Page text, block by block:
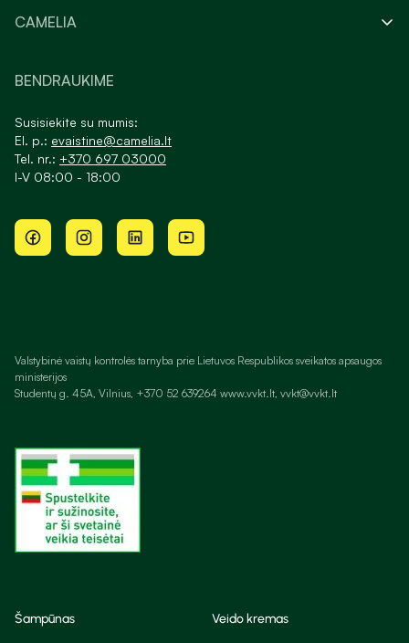
CAMELIA
BENDRAUKIME
Susisiekite su mumis:
El. p.: evaistine@camelia.lt
Tel. nr.: +370 697 03000
I-V 08:00 - 18:00
Valstybinė vaistų kontrolės tarnyba prie Lietuvos Respublikos sveikatos apsaugos
ministerijos
Studentų g. 45A, Vilnius, +370 52 639264 www.vvkt.lt, vvkt@vvkt.lt
Šampūnas
Veido kremas